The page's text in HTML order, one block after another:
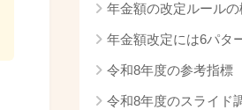
年金額の改定ルール
年金額改定には6パタ
令和8年度の参考指標
令和8年度のスライド